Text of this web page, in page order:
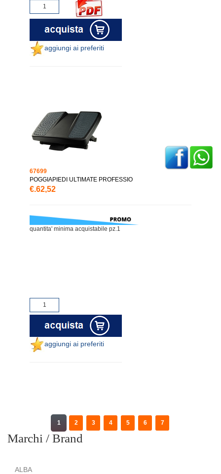
aggiungi ai preferiti
67699
POGGIAPIEDI ULTIMATE PROFESSIO
€.62,52
quantita' minima acquistabile pz.1
aggiungi ai preferiti
1 2 3 4 5 6 7
Marchi / Brand
ALBA